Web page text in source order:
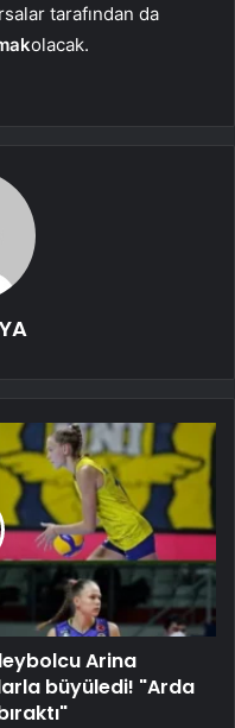
tarafından da
olacak.
Arina
büyüledi! "Arda